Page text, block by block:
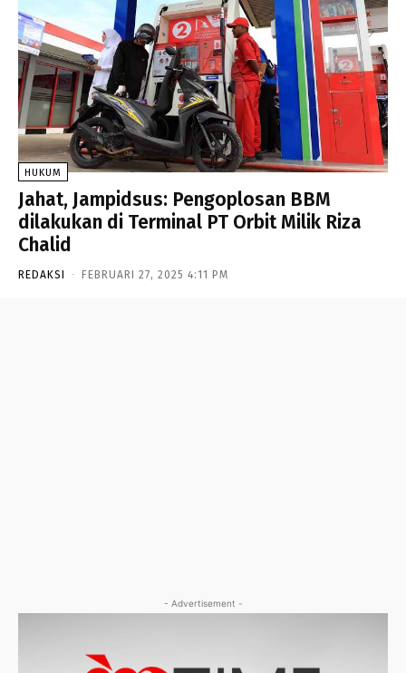
HUKUM
Jahat, Jampidsus: Pengoplosan BBM
dilakukan di Terminal PT Orbit Milik Riza
Chalid
REDAKSI - FEBRUARI 27, 2025 4:11 PM
- Advertisement -